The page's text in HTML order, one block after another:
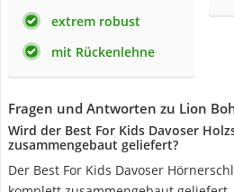
extrem robust
mit Rückenlehne
Fragen und Antworten zu Lion
Wird der Best For Kids Davoser
zusammengebaut geliefert?
Der Best For Kids Davoser